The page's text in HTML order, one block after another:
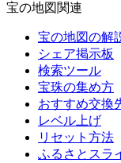
宝の地図関連
宝の地図の解
シェア掲示板
検索ツール
宝珠の集め方
おすすめ交換
レベル上げ
リセット方法
ふるさとスラ